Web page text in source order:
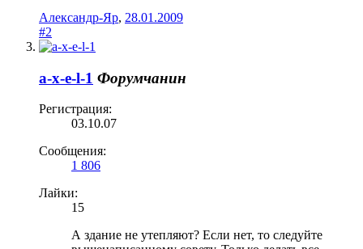
Александр-Яр, 28.01.2009
#2
a-x-e-l-1 Форумчанин
Регистрация:
03.10.07
Сообщения:
1 806
Лайки:
15
А здание не утепляют? Если нет, то следуйте